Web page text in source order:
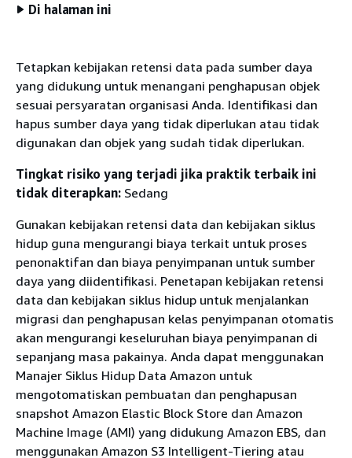
Di halaman ini
Tetapkan kebijakan retensi data pada sumber daya
yang didukung untuk menangani penghapusan objek
sesuai persyaratan organisasi Anda. Identifikasi dan
hapus sumber daya yang tidak diperlukan atau tidak
digunakan dan objek yang sudah tidak diperlukan.
Tingkat risiko yang terjadi jika praktik terbaik ini
tidak diterapkan: Sedang
Gunakan kebijakan retensi data dan kebijakan siklus
hidup guna mengurangi biaya terkait untuk proses
penonaktifan dan biaya penyimpanan untuk sumber
daya yang diidentifikasi. Penetapan kebijakan retensi
data dan kebijakan siklus hidup untuk menjalankan
migrasi dan penghapusan kelas penyimpanan otomatis
akan mengurangi keseluruhan biaya penyimpanan di
sepanjang masa pakainya. Anda dapat menggunakan
Manajer Siklus Hidup Data Amazon untuk
mengotomatiskan pembuatan dan penghapusan
snapshot Amazon Elastic Block Store dan Amazon
Machine Image (AMI) yang didukung Amazon EBS, dan
menggunakan Amazon S3 Intelligent-Tiering atau